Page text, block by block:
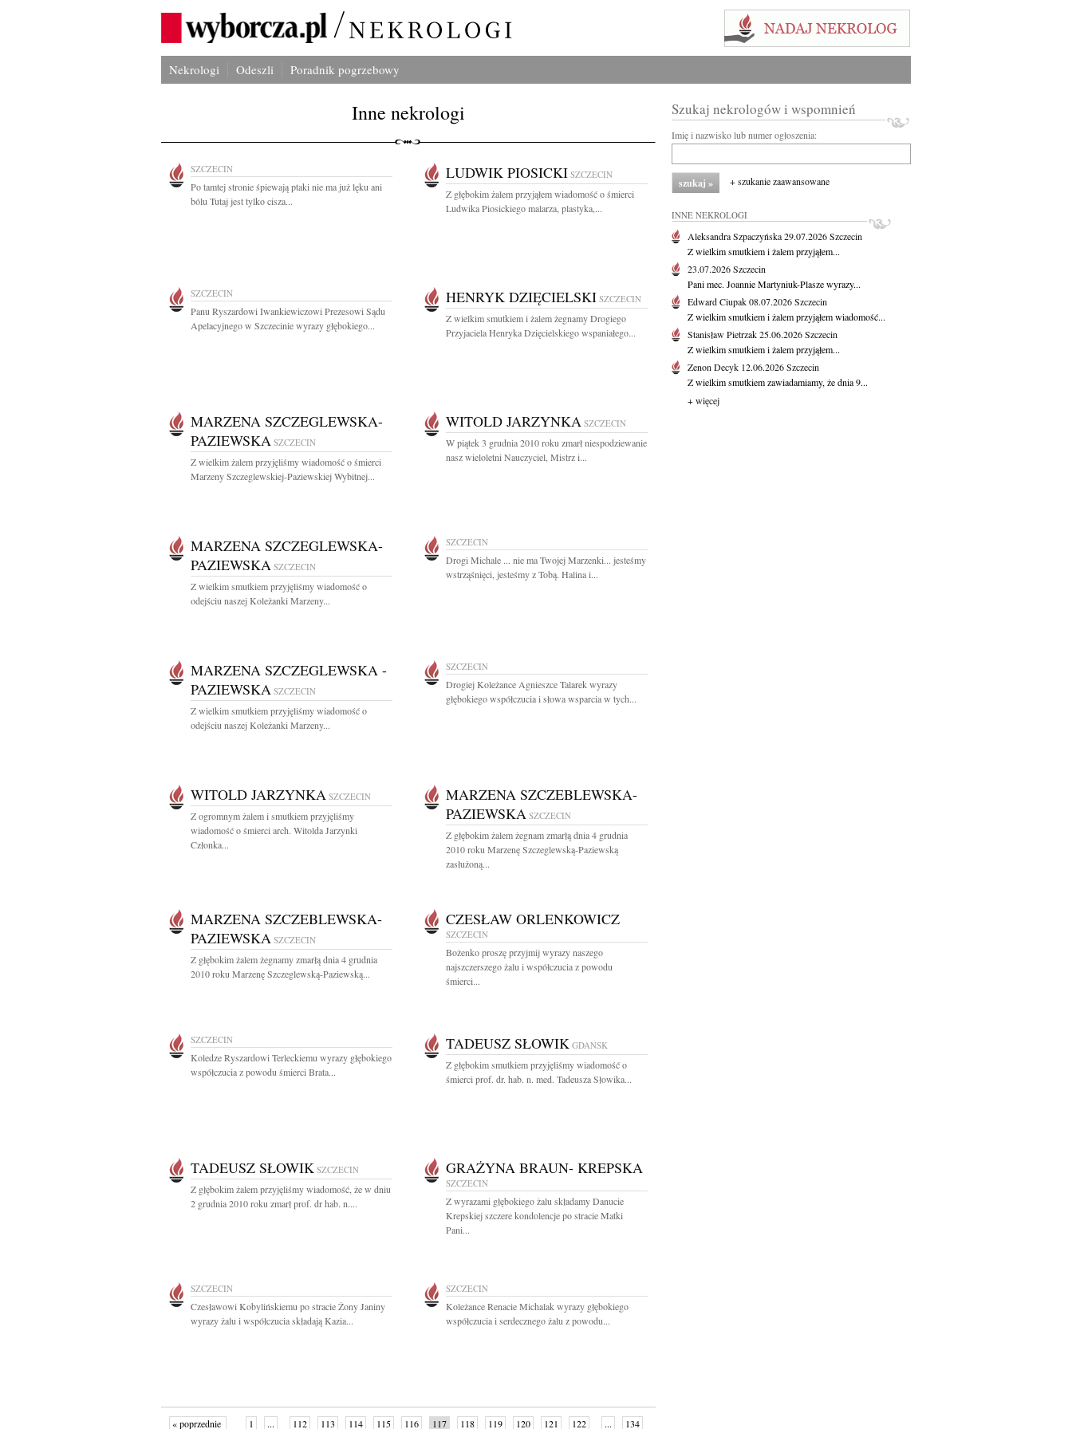
Nekrologi Odeszli Poradnik pogrzebowy
Inne nekrologi
SZCZECIN
Po tamtej stronie śpiewają ptaki nie ma już lęku ani
bólu Tutaj jest tylko cisza...
LUDWIK PIOSICKI SZCZECIN
Z głębokim żalem przyjąłem wiadomość o śmierci
Ludwika Piosickiego malarza, plastyka,...
SZCZECIN
Panu Ryszardowi Iwankiewiczowi Prezesowi Sądu
Apelacyjnego w Szczecinie wyrazy głębokiego...
HENRYK DZIĘCIELSKI SZCZECIN
Z wielkim smutkiem i żalem żegnamy Drogiego
Przyjaciela Henryka Dzięcielskiego wspaniałego...
MARZENA SZCZEGLEWSKA-
PAZIEWSKA SZCZECIN
Z wielkim żalem przyjęliśmy wiadomość o śmierci
Marzeny Szczeglewskiej-Paziewskiej Wybitnej...
WITOLD JARZYNKA SZCZECIN
W piątek 3 grudnia 2010 roku zmarł niespodziewanie
nasz wieloletni Nauczyciel, Mistrz i...
MARZENA SZCZEGLEWSKA-
PAZIEWSKA SZCZECIN
Z wielkim smutkiem przyjęliśmy wiadomość o
odejściu naszej Koleżanki Marzeny...
SZCZECIN
Drogi Michale ... nie ma Twojej Marzenki... jesteśmy
wstrząśnięci, jesteśmy z Tobą. Halina i...
MARZENA SZCZEGLEWSKA -
PAZIEWSKA SZCZECIN
Z wielkim smutkiem przyjęliśmy wiadomość o
odejściu naszej Koleżanki Marzeny...
SZCZECIN
Drogiej Koleżance Agnieszce Talarek wyrazy
głębokiego współczucia i słowa wsparcia w tych...
WITOLD JARZYNKA SZCZECIN
Z ogromnym żalem i smutkiem przyjęliśmy
wiadomość o śmierci arch. Witolda Jarzynki
Członka...
MARZENA SZCZEBLEWSKA-
PAZIEWSKA SZCZECIN
Z głębokim żalem żegnam zmarłą dnia 4 grudnia
2010 roku Marzenę Szczeglewską-Paziewską
zasłużoną...
MARZENA SZCZEBLEWSKA-
PAZIEWSKA SZCZECIN
Z głębokim żalem żegnamy zmarłą dnia 4 grudnia
2010 roku Marzenę Szczeglewską-Paziewską...
CZESŁAW ORLENKOWICZ
SZCZECIN
Bożenko proszę przyjmij wyrazy naszego
najszczerszego żalu i współczucia z powodu
śmierci...
SZCZECIN
Koledze Ryszardowi Terleckiemu wyrazy głębokiego
współczucia z powodu śmierci Brata...
TADEUSZ SŁOWIK GDAŃSK
Z głębokim smutkiem przyjęliśmy wiadomość o
śmierci prof. dr. hab. n. med. Tadeusza Słowika...
TADEUSZ SŁOWIK SZCZECIN
Z głębokim żalem przyjęliśmy wiadomość, że w dniu
2 grudnia 2010 roku zmarł prof. dr hab. n....
GRAŻYNA BRAUN- KREPSKA
SZCZECIN
Z wyrazami głębokiego żalu składamy Danucie
Krepskiej szczere kondolencje po stracie Matki
Pani...
SZCZECIN
Czesławowi Kobylińskiemu po stracie Żony Janiny
wyrazy żalu i współczucia składają Kazia...
SZCZECIN
Koleżance Renacie Michalak wyrazy głębokiego
współczucia i serdecznego żalu z powodu...
« poprzednie 1 ... 112 113 114 115 116 117 118 119 120 121 122 ... 134
Szukaj nekrologów i wspomnień
Imię i nazwisko lub numer ogłoszenia:
+ szukanie zaawansowane
INNE NEKROLOGI
Aleksandra Szpaczyńska29.07.2026Szczecin
Z wielkim smutkiem i żalem przyjąłem...
23.07.2026Szczecin
Pani mec. Joannie Martyniuk-Plasze wyrazy...
Edward Ciupak08.07.2026Szczecin
Z wielkim smutkiem i żalem przyjąłem wiadomość...
Stanisław Pietrzak25.06.2026Szczecin
Z wielkim smutkiem i żalem przyjąłem...
Zenon Decyk 12.06.2026Szczecin
Z wielkim smutkiem zawiadamiamy, że dnia 9...
+ więcej